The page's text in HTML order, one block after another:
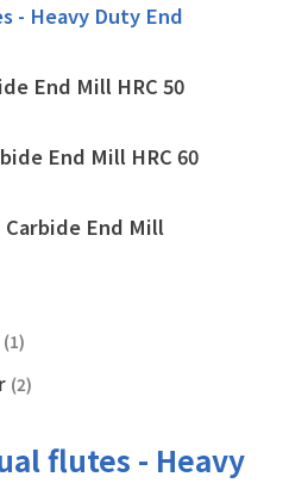
- Heavy Duty End
End Mill HRC 50
End Mill HRC 60
End Mill
(1)
(2)
flutes - Heavy